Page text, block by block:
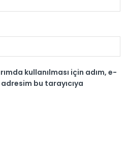
kullanılması için adım, e-
bu tarayıcıya